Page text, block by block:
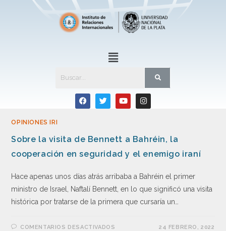
OPINIONES IRI
Sobre la visita de Bennett a Bahréin, la
cooperación en seguridad y el enemigo iraní
Hace apenas unos días atrás arribaba a Bahréin el primer
ministro de Israel, Naftalí Bennett, en lo que significó una visita
histórica por tratarse de la primera que cursaría un…
COMENTARIOS DESACTIVADOS 24 FEBRERO, 2022